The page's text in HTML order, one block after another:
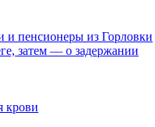
пенсионеры из Горловки
затем — о задержании
крови